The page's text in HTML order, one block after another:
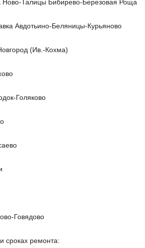
Ново-Талицы Бибирево-Березовая Роща
Авдотьино-Беляницы-Курьяново
(Ив.-Кохма)
Голяково
Говядово
сроках ремонта: